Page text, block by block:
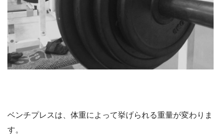
ベンチプレスは、体重によって挙げられる重量が変わりま
す。